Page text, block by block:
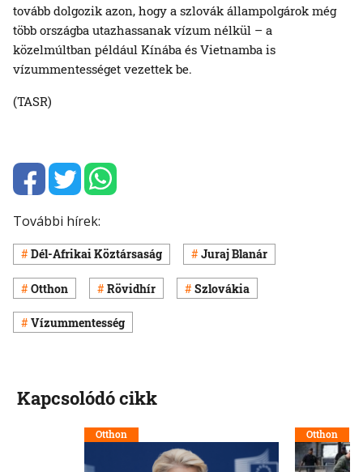
tovább dolgozik azon, hogy a szlovák állampolgárok még
több országba utazhassanak vízum nélkül – a
közelmúltban például Kínába és Vietnamba is
vízummentességet vezettek be.
(TASR)
További hírek:
Dél-Afrikai Köztársaság Juraj Blanár
Otthon Rövidhír Szlovákia
Vízummentesség
Kapcsolódó cikk
Otthon Otthon